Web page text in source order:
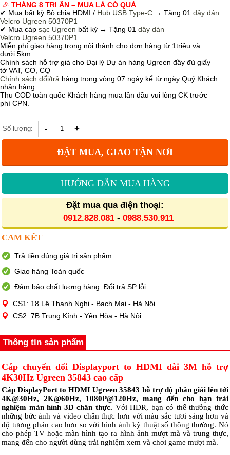
🎉 THÁNG 8 TRI ÂN – MUA LÀ CÓ QUÀ
✔ Mua bất kỳ Bộ chia HDMI / Hub USB Type-C → Tặng 01 dây dán
Velcro Ugreen 50370P1
✔ Mua cáp sạc Ugreen bất kỳ → Tặng 01 dây dán
Velcro Ugreen 50370P1
Miễn phí giao hàng trong nội thành cho đơn hàng từ 1triệu và
dưới 5km.
Chính sách hỗ trợ giá cho Đại lý Dự án hàng Ugreen đầy đủ giấy
tờ VAT, CO, CQ
Chính sách đổi/trả hàng trong vòng 07 ngày kể từ ngày Quý Khách
nhận hàng.
Thu COD toàn quốc Khách hàng mua lần đầu vui lòng CK trước
phí CPN.
Số lượng: - +
ĐẶT MUA, GIAO TẬN NƠI
HƯỚNG DẪN MUA HÀNG
Đặt mua qua điện thoại:
0912.828.081 - 0988.530.911
CAM KẾT
Trả tiền đúng giá trị sản phẩm
Giao hàng Toàn quốc
Đảm bảo chất lượng hàng. Đổi trả SP lỗi
CS1: 18 Lê Thanh Nghị - Bạch Mai - Hà Nội
CS2: 7B Trung Kính - Yên Hòa - Hà Nội
Thông tin sản phẩm
Cáp chuyển đổi Displayport to HDMI dài 3M hỗ trợ
4K30Hz Ugreen 35843 cao cấp
Cáp DisplayPort to HDMI Ugreen 35843 hỗ trợ độ phân giải lên tới
4K@30Hz, 2K@60Hz, 1080P@120Hz, mang đến cho bạn trải
nghiệm màn hình 3D chân thực. Với HDR, bạn có thể thưởng thức
những bức ảnh và video chân thực hơn với màu sắc tươi sáng hơn và
độ tương phản cao hơn so với hình ảnh kỹ thuật số thông thường. Nó
cho phép TV hoặc màn hình tạo ra hình ảnh mượt mà và trung thực,
mang đến cho người dùng trải nghiệm xem và chơi game mượt mà.